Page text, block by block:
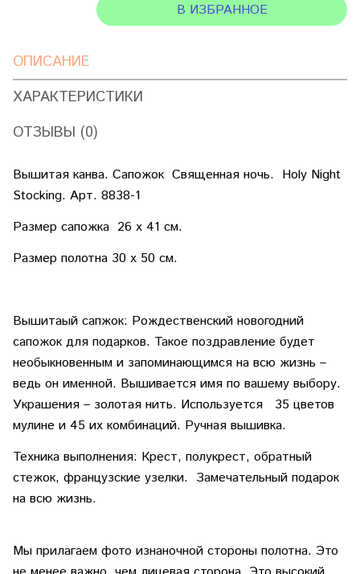
В ИЗБРАННОЕ
ОПИСАНИЕ
ХАРАКТЕРИСТИКИ
ОТЗЫВЫ (0)
Вышитая канва. Сапожок Священная ночь. Holy Night
Stocking. Арт. 8838-1
Размер сапожка 26 х 41 см.
Размер полотна 30 х 50 см.
Вышитаый сапжок: Рождественский новогодний
сапожок для подарков. Такое поздравление будет
необыкновенным и запоминающимся на всю жизнь –
ведь он именной. Вышивается имя по вашему выбору.
Украшения – золотая нить. Используется 35 цветов
мулине и 45 их комбинаций. Ручная вышивка.
Техника выполнения: Крест, полукрест, обратный
стежок, французские узелки. Замечательный подарок
на всю жизнь.
Мы прилагаем фото изнаночной стороны полотна. Это